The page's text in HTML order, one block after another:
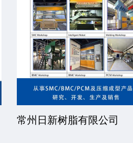
常州日新树脂有限公司